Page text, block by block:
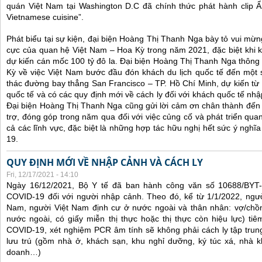
quán Việt Nam tại Washington D.C đã chính thức phát hành clip
Vietnamese cuisine”.
Phát biểu tại sự kiện, đại biện Hoàng Thị Thanh Nga bày tỏ vui
cực của quan hệ Việt Nam – Hoa Kỳ trong năm 2021, đặc biệt khi
dự kiến cán mốc 100 tỷ đô la. Đại biện Hoàng Thị Thanh Nga
Kỳ về việc Việt Nam bước đầu đón khách du lịch quốc tế đến
thác đường bay thẳng San Francisco – TP. Hồ Chí Minh, dự kiến
quốc tế và có các quy định mới về cách ly đối với khách quốc tế
Đại biện Hoàng Thị Thanh Nga cũng gửi lời cảm ơn chân thành
trợ, đóng góp trong năm qua đối với việc củng cố và phát triển
cả các lĩnh vực, đặc biệt là những hợp tác hữu nghị hết sức ý
19.
QUY ĐỊNH MỚI VỀ NHẬP CẢNH VÀ CÁCH LY
Fri, 12/17/2021 - 14:10
Ngày 16/12/2021, Bộ Y tế đã ban hành công văn số 10688/
COVID-19 đối với người nhập cảnh. Theo đó, kể từ 1/1/2022,
Nam, người Việt Nam định cư ở nước ngoài và thân nhân: vợ/
nước ngoài, có giấy miễn thị thực hoặc thị thực còn hiệu lực)
COVID-19, xét nghiệm PCR âm tính sẽ không phải cách ly tập
lưu trú (gồm nhà ở, khách sạn, khu nghỉ dưỡng, ký túc xá, nhà
doanh…)